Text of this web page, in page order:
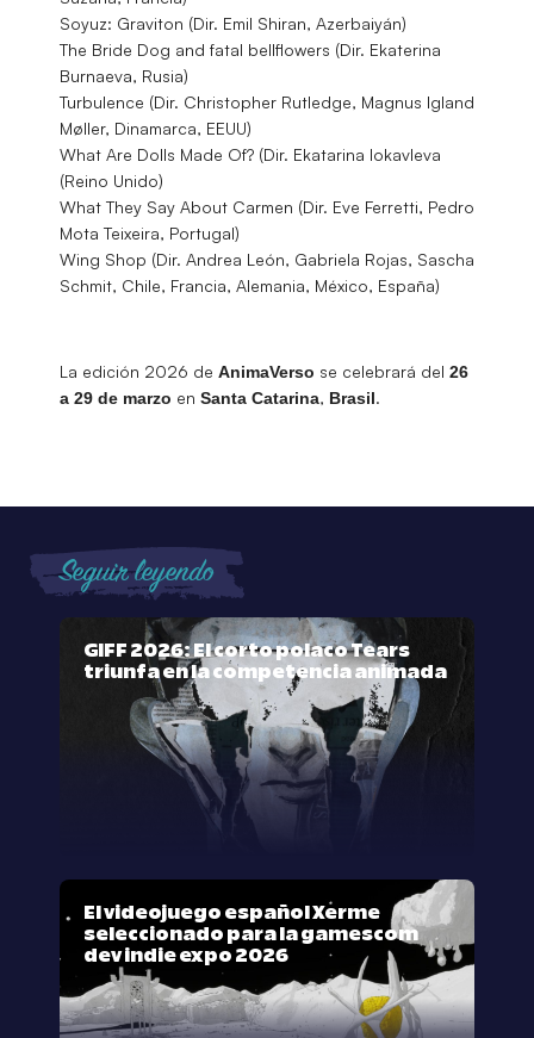
Soyuz: Graviton (Dir. Emil Shiran, Azerbaiyán)
The Bride Dog and fatal bellflowers (Dir. Ekaterina
Burnaeva, Rusia)
Turbulence (Dir. Christopher Rutledge, Magnus Igland
Møller, Dinamarca, EEUU)
What Are Dolls Made Of? (Dir. Ekatarina Iokavleva
(Reino Unido)
What They Say About Carmen (Dir. Eve Ferretti, Pedro
Mota Teixeira, Portugal)
Wing Shop (Dir. Andrea León, Gabriela Rojas, Sascha
Schmit, Chile, Francia, Alemania, México, España)
La edición 2026 de AnimaVerso se celebrará del 26
a 29 de marzo en Santa Catarina, Brasil.
Seguir leyendo
GIFF 2026: El corto polaco Tears
triunfa en la competencia animada
El videojuego español Xerme
seleccionado para la gamescom
dev indie expo 2026